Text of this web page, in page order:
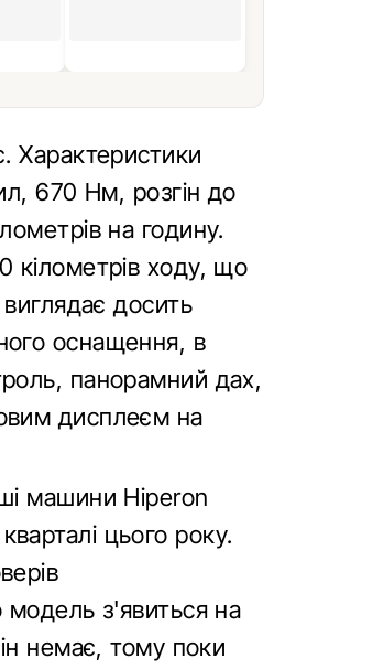
Характеристики
670 Нм, розгін до
на годину.
кілометрів ходу, що
досить
оснащення, в
панорамний дах,
дисплеєм на
машини Hiperon
цього року.
модель з'явиться на
немає, тому поки